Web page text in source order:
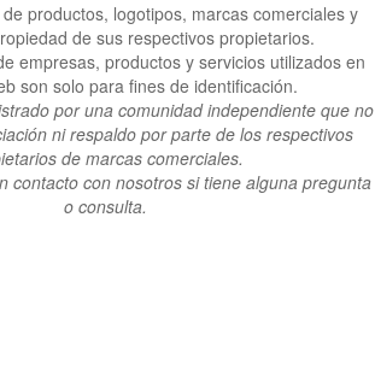
productos, logotipos, marcas comerciales y
de sus respectivos propietarios.
empresas, productos y servicios utilizados en
son solo para fines de identificación.
por una comunidad independiente que no
ni respaldo por parte de los respectivos
de marcas comerciales.
contacto con nosotros si tiene alguna pregunta
o consulta.